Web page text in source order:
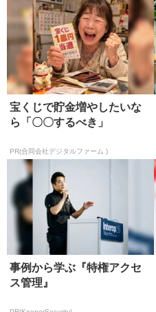
宝くじで貯金増やしたいな
ら「〇〇するべき」
PR(合同会社デジタルファーム )
事例から学ぶ『特権アクセ
ス管理』